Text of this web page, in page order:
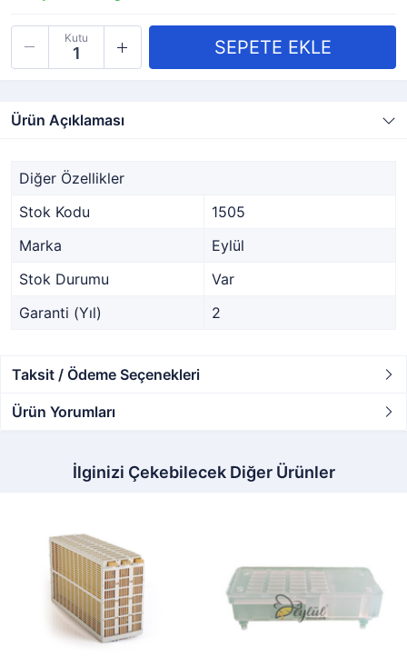
Kutu
Ürün Açıklaması
Diğer Özellikler
Stok Kodu
1505
Marka
Eylül
Stok Durumu
Var
Garanti (Yıl)
2
Taksit / Ödeme Seçenekleri
Ürün Yorumları
İlginizi Çekebilecek Diğer Ürünler